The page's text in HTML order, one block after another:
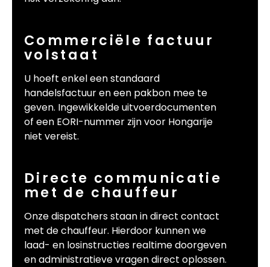
Commerciële factuur
volstaat
U hoeft enkel een standaard
handelsfactuur en een pakbon mee te
geven. Ingewikkelde uitvoerdocumenten
of een EORI-nummer zijn voor Hongarije
niet vereist.
Directe communicatie
met de chauffeur
Onze dispatchers staan in direct contact
met de chauffeur. Hierdoor kunnen we
laad- en losinstructies realtime doorgeven
en administratieve vragen direct oplossen.